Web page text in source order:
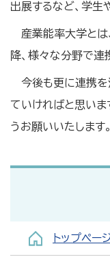
出展するなど、学生
産業能率大学と
降、様々な分野で連
今後も更に連携を
ていければと思いま
うお願いいたします。
トップペー